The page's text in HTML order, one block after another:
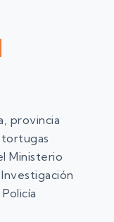
provincia
Ministerio